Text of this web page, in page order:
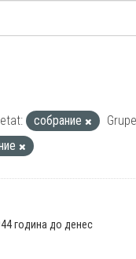
собрание
година до денес